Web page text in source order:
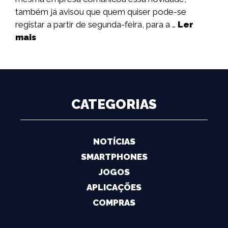
também já avisou que quem quiser pode-se
registar a partir de segunda-feira, para a … Ler
mais
CATEGORIAS
NOTÍCIAS
SMARTPHONES
JOGOS
APLICAÇÕES
COMPRAS